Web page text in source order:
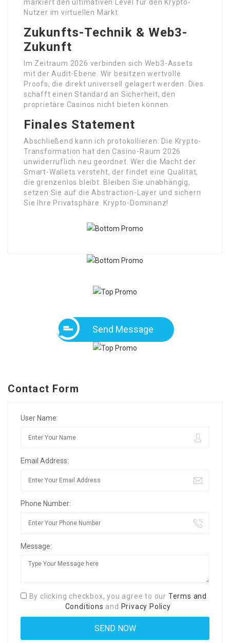
markiert den ultimativen Level für den Krypto-
Nutzer im virtuellen Markt.
Zukunfts-Technik & Web3-
Zukunft
Im Zeitraum 2026 verbinden sich Web3-Assets
mit der Audit-Ebene. Wir besitzen wertvolle
Proofs, die direkt universell gelagert werden. Dies
schafft einen Standard an Sicherheit, den
proprietäre Casinos nicht bieten können.
Finales Statement
Abschließend kann ich protokollieren: Die Krypto-
Transformation hat den Casino-Raum 2026
unwiderruflich neu geordnet. Wer die Macht der
Smart-Wallets versteht, der findet eine Qualität,
die grenzenlos bleibt. Bleiben Sie unabhängig,
setzen Sie auf die Abstraction-Layer und sichern
Sie Ihre Privatsphäre. Krypto-Dominanz!
Send Message
Contact Form
User Name:
Email Address:
Phone Number:
Message:
By clicking checkbox, you agree to our Terms and
Conditions and Privacy Policy